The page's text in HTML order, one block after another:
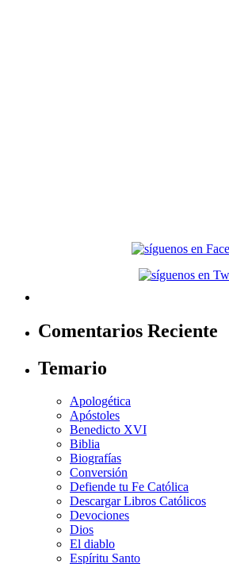
Comentarios Reciente
Temario
Apologética
Apóstoles
Benedicto XVI
Biblia
Biografías
Conversión
Defiende tu Fe Católica
Descargar Libros Católicos
Devociones
Dios
El diablo
Espíritu Santo